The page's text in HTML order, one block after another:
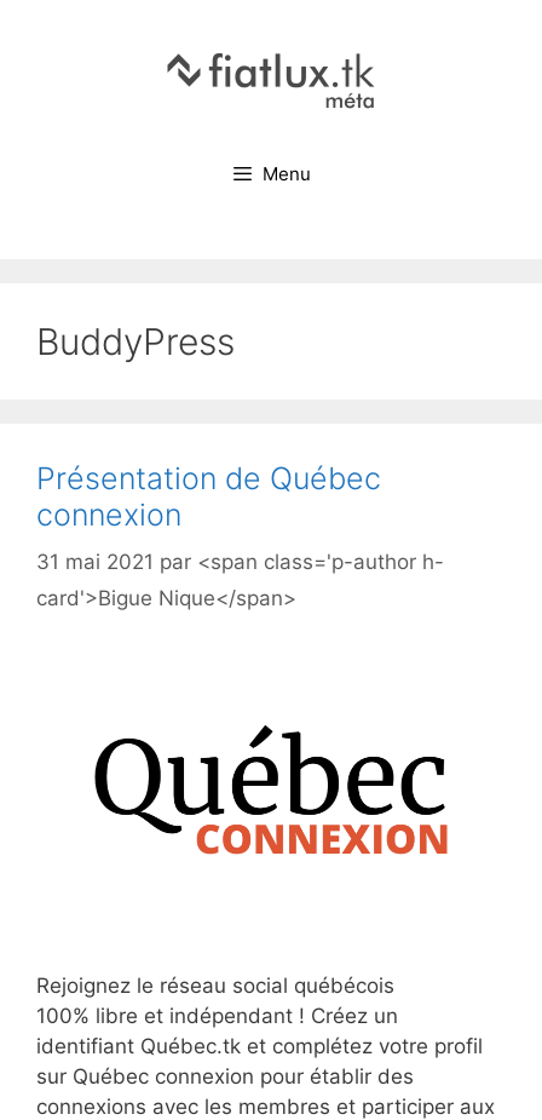
Menu
BuddyPress
Présentation de Québec
connexion
31 mai 2021 par <span class='p-author h-
card'>Bigue Nique</span>
Rejoignez le réseau social québécois
100% libre et indépendant ! Créez un
identifiant Québec.tk et complétez votre profil
sur Québec connexion pour établir des
connexions avec les membres et participer aux